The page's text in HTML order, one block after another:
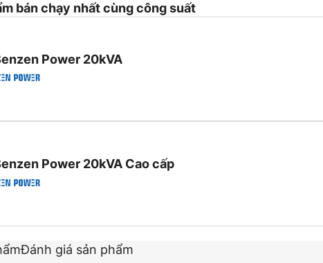
bán chạy nhất cùng công suất
Power 20kVA
Power 20kVA Cao cấp
Đánh giá sản phẩm